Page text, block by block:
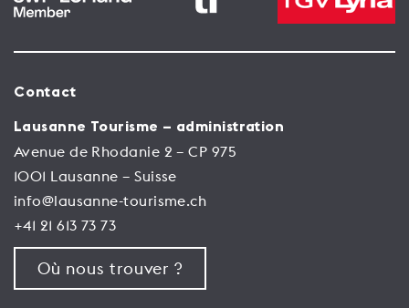
Contact
Lausanne Tourisme – administration
Avenue de Rhodanie 2 – CP 975
1001 Lausanne – Suisse
info@lausanne-tourisme.ch
+41 21 613 73 73
Où nous trouver ?